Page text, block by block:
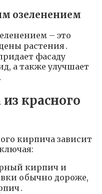
озеленением
– это
растения․
фасаду
а также улучшает
красного
кирпича зависит
кирпич и
обычно дороже,